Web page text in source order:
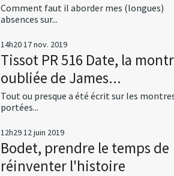
Comment faut il aborder mes (longues)
absences sur...
14h2017nov. 2019
Tissot PR 516 Date, la
oubliée de James...
Tout ou presque a été écrit sur les
portées...
12h2912juin 2019
Bodet, prendre le temps de
réinventer l'histoire